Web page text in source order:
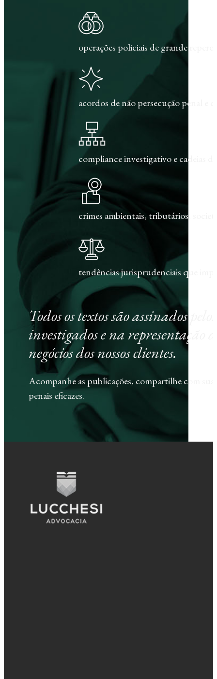
operações policiais de grande
acordos de não persecução penal e
compliance investigativo e cadeias
crimes ambientais, tributários,
tendências jurisprudenciais que
Todos os textos são assinados
investigados e na representação
negócios dos nossos clientes.
Acompanhe as publicações, compartilhe com
penais eficazes.